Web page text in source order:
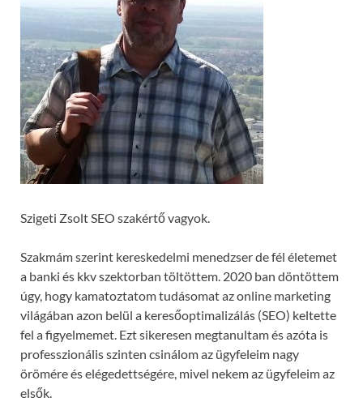
Szigeti Zsolt SEO szakértő vagyok.
Szakmám szerint kereskedelmi menedzser de fél életemet
a banki és kkv szektorban töltöttem. 2020 ban döntöttem
úgy, hogy kamatoztatom tudásomat az online marketing
világában azon belül a keresőoptimalizálás (SEO) keltette
fel a figyelmemet. Ezt sikeresen megtanultam és azóta is
professzionális szinten csinálom az ügyfeleim nagy
örömére és elégedettségére, mivel nekem az ügyfeleim az
elsők.